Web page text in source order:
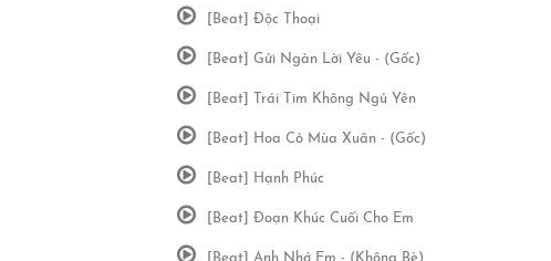
[Beat] Độc Thoại
[Beat] Gửi Ngàn Lời Yêu - (Gốc)
[Beat] Trái Tim Không Ngủ Yên
[Beat] Hoa Cỏ Mùa Xuân - (Gốc)
[Beat] Hạnh Phúc
[Beat] Đoạn Khúc Cuối Cho Em